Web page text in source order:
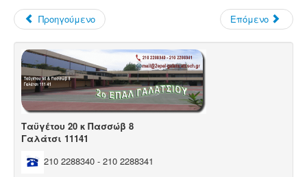
Πρόγραμμα Erasmus+
Μαθητεία.
Προηγούμενο Επόμενο
Ταϋγέτου 20 κ Πασσώβ 8
Γαλάτσι 11141
210 2288340 - 210 2288341